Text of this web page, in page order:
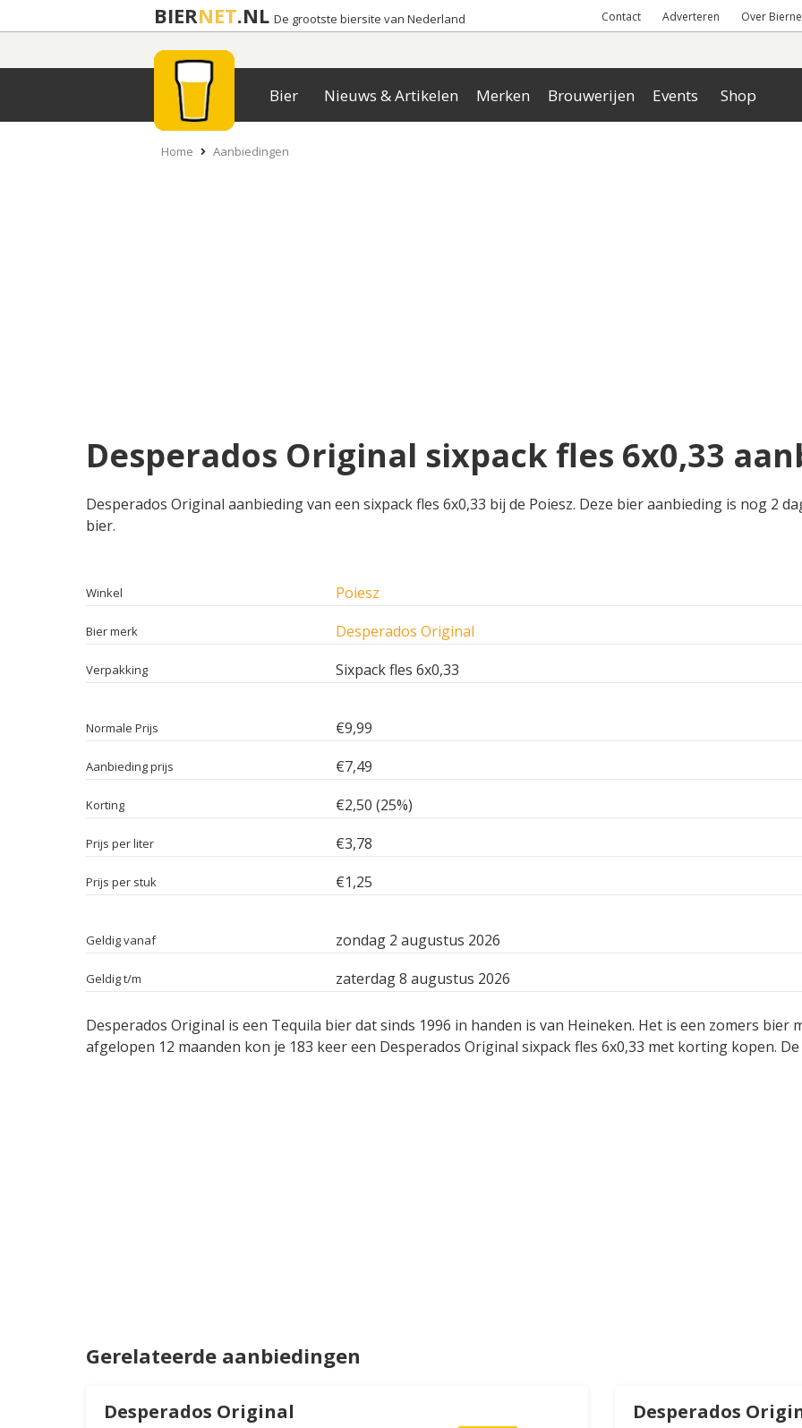
BIERNET.NL De grootste biersite van Nederland Contact Adverteren Over
Bier Nieuws & Artikelen Merken Brouwerijen Events Shop
Home Aanbiedingen
Desperados Original sixpack fles 6x0,33
Desperados Original aanbieding van een sixpack fles 6x0,33 bij de Poiesz. Deze bier aanbieding is nog 2
bier.
Winkel Poiesz
Bier merk Desperados Original
Verpakking Sixpack fles 6x0,33
Normale Prijs €9,99
Aanbieding prijs €7,49
Korting €2,50 (25%)
Prijs per liter €3,78
Prijs per stuk €1,25
Geldig vanaf zondag 2 augustus 2026
Geldig t/m zaterdag 8 augustus 2026
Desperados Original is een Tequila bier dat sinds 1996 in handen is van Heineken. Het is een zomers bier
afgelopen 12 maanden kon je 183 keer een Desperados Original sixpack fles 6x0,33 met korting kopen.
Gerelateerde aanbiedingen
Desperados Original Desperados